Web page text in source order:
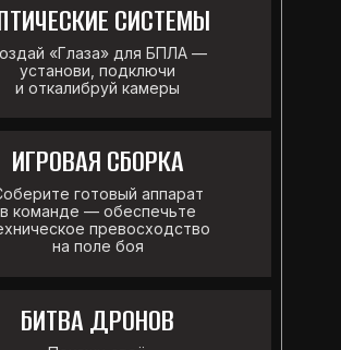
готовый аппарат
в команде — обеспечьте
превосходство
на поле боя
СИСТЕМЫ
БИТВА ДРОНОВ
ИГРОВАЯ СБОРКА
«Глаза» для БПЛА —
установи, подключи
и откалибруй камеры